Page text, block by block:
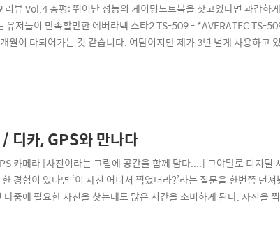
뷰 Vol.4 총평: 뛰어난 성능의 게이밍노트북을 찾고있다면 과감하
유저들이 만족할만한 에버라텍 스타2 TS-509 - *AVERATEC TS-
월이 다되어가는 것 같습니다. 여담이지만 제가 3년 넘게 사용하고
다 돌려봤네요 ^^; i7프로세서, (모델기종에 따라 i5프로세서)를 탑
디카, GPS와 만나다
카메라 [사진이라는 그림에 공간을 함께 담다....] 그야말로 디지털
경험이 있다면 ‘이 사진 어디서 찍었더라?’라는 질문을 한번쯤 던
중에 필요한 사진을 찾는데도 많은 시간을 소비하게 된다. 사진을
파기술과 디지털 컨버젼스 누구나 하나쯤은 가지고 있을 디지털카메